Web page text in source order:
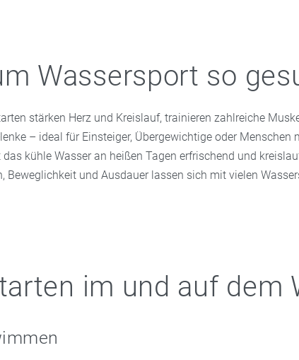
Wassersport so
stärken Herz und Kreislauf, trainieren zahlreiche
– ideal für Einsteiger, Übergewichtige oder Menschen
kühle Wasser an heißen Tagen erfrischend und
Beweglichkeit und Ausdauer lassen sich mit vielen
im und auf dem